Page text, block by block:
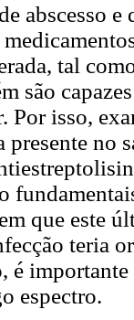
abscesso
tal
são
Por isso,
presente no
que este
teria
é
espectro.